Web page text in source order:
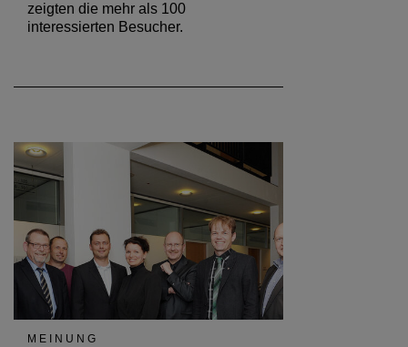
zeigten die mehr als 100
interessierten Besucher.
MEINUNG